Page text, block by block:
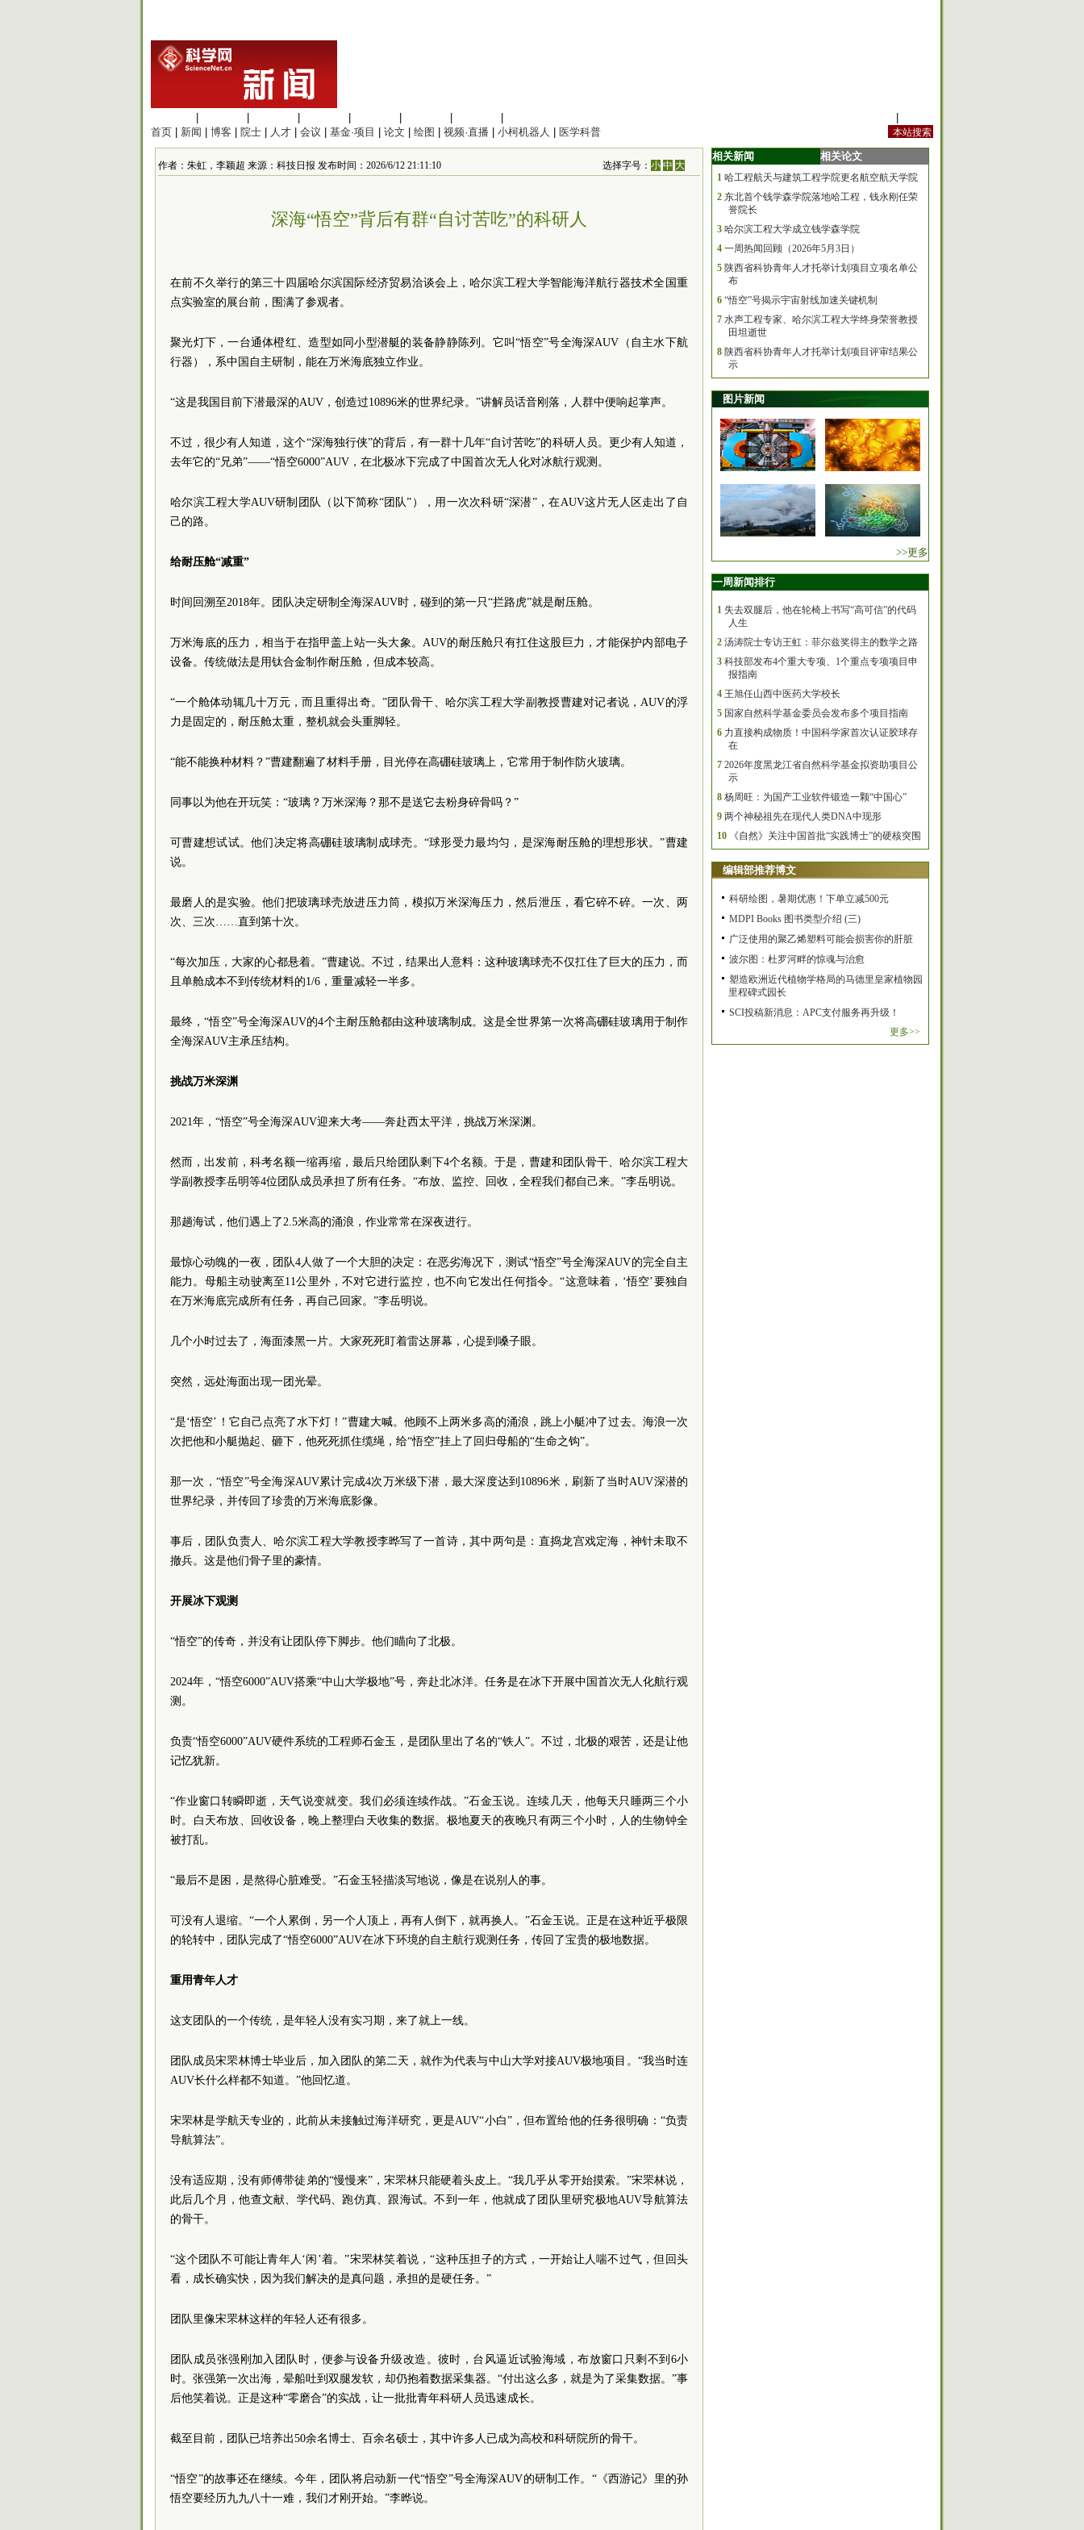
首页
新闻 博客 院士 人才 会议 基金·项目 论文 绘图 视频·直播 小柯机器人 医学科普
作者：朱虹，李颖超 来源：科技日报 发布时间：2026/6/12 21:11:10 选择字号：小 中 大
深海“悟空”背后有群“自讨苦吃”的科研人
在前不久举行的第三十四届哈尔滨国际经济贸易洽谈会上，哈尔滨工程大学智能海洋航行器技术全国重
点实验室的展台前，围满了参观者。
聚光灯下，一台通体橙红、造型如同小型潜艇的装备静静陈列。它叫“悟空”号全海深AUV（自主水下航
行器），系中国自主研制，能在万米海底独立作业。
“这是我国目前下潜最深的AUV，创造过10896米的世界纪录。”讲解员话音刚落，人群中便响起掌声。
不过，很少有人知道，这个“深海独行侠”的背后，有一群十几年“自讨苦吃”的科研人员。更少有人知道，
去年它的“兄弟”——“悟空6000”AUV，在北极冰下完成了中国首次无人化对冰航行观测。
哈尔滨工程大学AUV研制团队（以下简称“团队”），用一次次科研“深潜”，在AUV这片无人区走出了自
己的路。
给耐压舱“减重”
时间回溯至2018年。团队决定研制全海深AUV时，碰到的第一只“拦路虎”就是耐压舱。
万米海底的压力，相当于在指甲盖上站一头大象。AUV的耐压舱只有扛住这股巨力，才能保护内部电子
设备。传统做法是用钛合金制作耐压舱，但成本较高。
“一个舱体动辄几十万元，而且重得出奇。”团队骨干、哈尔滨工程大学副教授曹建对记者说，AUV的浮
力是固定的，耐压舱太重，整机就会头重脚轻。
“能不能换种材料？”曹建翻遍了材料手册，目光停在高硼硅玻璃上，它常用于制作防火玻璃。
同事以为他在开玩笑：“玻璃？万米深海？那不是送它去粉身碎骨吗？”
可曹建想试试。他们决定将高硼硅玻璃制成球壳。“球形受力最均匀，是深海耐压舱的理想形状。”曹建
说。
最磨人的是实验。他们把玻璃球壳放进压力筒，模拟万米深海压力，然后泄压，看它碎不碎。一次、两
次、三次……直到第十次。
“每次加压，大家的心都悬着。”曹建说。不过，结果出人意料：这种玻璃球壳不仅扛住了巨大的压力，而
且单舱成本不到传统材料的1/6，重量减轻一半多。
最终，“悟空”号全海深AUV的4个主耐压舱都由这种玻璃制成。这是全世界第一次将高硼硅玻璃用于制作
全海深AUV主承压结构。
挑战万米深渊
2021年，“悟空”号全海深AUV迎来大考——奔赴西太平洋，挑战万米深渊。
然而，出发前，科考名额一缩再缩，最后只给团队剩下4个名额。于是，曹建和团队骨干、哈尔滨工程大
学副教授李岳明等4位团队成员承担了所有任务。“布放、监控、回收，全程我们都自己来。”李岳明说。
那趟海试，他们遇上了2.5米高的涌浪，作业常常在深夜进行。
最惊心动魄的一夜，团队4人做了一个大胆的决定：在恶劣海况下，测试“悟空”号全海深AUV的完全自主
能力。母船主动驶离至11公里外，不对它进行监控，也不向它发出任何指令。“这意味着，‘悟空’要独自
在万米海底完成所有任务，再自己回家。”李岳明说。
几个小时过去了，海面漆黑一片。大家死死盯着雷达屏幕，心提到嗓子眼。
突然，远处海面出现一团光晕。
“是‘悟空’！它自己点亮了水下灯！”曹建大喊。他顾不上两米多高的涌浪，跳上小艇冲了过去。海浪一次
次把他和小艇抛起、砸下，他死死抓住缆绳，给“悟空”挂上了回归母船的“生命之钩”。
那一次，“悟空”号全海深AUV累计完成4次万米级下潜，最大深度达到10896米，刷新了当时AUV深潜的
世界纪录，并传回了珍贵的万米海底影像。
事后，团队负责人、哈尔滨工程大学教授李晔写了一首诗，其中两句是：直捣龙宫戏定海，神针未取不
撤兵。这是他们骨子里的豪情。
开展冰下观测
“悟空”的传奇，并没有让团队停下脚步。他们瞄向了北极。
2024年，“悟空6000”AUV搭乘“中山大学极地”号，奔赴北冰洋。任务是在冰下开展中国首次无人化航行观
测。
负责“悟空6000”AUV硬件系统的工程师石金玉，是团队里出了名的“铁人”。不过，北极的艰苦，还是让他
记忆犹新。
“作业窗口转瞬即逝，天气说变就变。我们必须连续作战。”石金玉说。连续几天，他每天只睡两三个小
时。白天布放、回收设备，晚上整理白天收集的数据。极地夏天的夜晚只有两三个小时，人的生物钟全
被打乱。
“最后不是困，是熬得心脏难受。”石金玉轻描淡写地说，像是在说别人的事。
可没有人退缩。“一个人累倒，另一个人顶上，再有人倒下，就再换人。”石金玉说。正是在这种近乎极限
的轮转中，团队完成了“悟空6000”AUV在冰下环境的自主航行观测任务，传回了宝贵的极地数据。
重用青年人才
这支团队的一个传统，是年轻人没有实习期，来了就上一线。
团队成员宋罘林博士毕业后，加入团队的第二天，就作为代表与中山大学对接AUV极地项目。“我当时连
AUV长什么样都不知道。”他回忆道。
宋罘林是学航天专业的，此前从未接触过海洋研究，更是AUV“小白”，但布置给他的任务很明确：“负责
导航算法”。
没有适应期，没有师傅带徒弟的“慢慢来”，宋罘林只能硬着头皮上。“我几乎从零开始摸索。”宋罘林说，
此后几个月，他查文献、学代码、跑仿真、跟海试。不到一年，他就成了团队里研究极地AUV导航算法
的骨干。
“这个团队不可能让青年人‘闲’着。”宋罘林笑着说，“这种压担子的方式，一开始让人喘不过气，但回头
看，成长确实快，因为我们解决的是真问题，承担的是硬任务。”
团队里像宋罘林这样的年轻人还有很多。
团队成员张强刚加入团队时，便参与设备升级改造。彼时，台风逼近试验海域，布放窗口只剩不到6小
时。张强第一次出海，晕船吐到双腿发软，却仍抱着数据采集器。“付出这么多，就是为了采集数据。”事
后他笑着说。正是这种“零磨合”的实战，让一批批青年科研人员迅速成长。
截至目前，团队已培养出50余名博士、百余名硕士，其中许多人已成为高校和科研院所的骨干。
“悟空”的故事还在继续。今年，团队将启动新一代“悟空”号全海深AUV的研制工作。“《西游记》里的孙
悟空要经历九九八十一难，我们才刚开始。”李晔说。
相关新闻 相关论文
1 哈工程航天与建筑工程学院更名航空航天学院
2 东北首个钱学森学院落地哈工程，钱永刚任荣
誉院长
3 哈尔滨工程大学成立钱学森学院
4 一周热闻回顾（2026年5月3日）
5 陕西省科协青年人才托举计划项目立项名单公
布
6 “悟空”号揭示宇宙射线加速关键机制
7 水声工程专家、哈尔滨工程大学终身荣誉教授
田坦逝世
8 陕西省科协青年人才托举计划项目评审结果公
示
图片新闻
>>更多
一周新闻排行
1 失去双腿后，他在轮椅上书写“高可信”的代码
人生
2 汤涛院士专访王虹：菲尔兹奖得主的数学之路
3 科技部发布4个重大专项、1个重点专项项目申
报指南
4 王旭任山西中医药大学校长
5 国家自然科学基金委员会发布多个项目指南
6 力直接构成物质！中国科学家首次认证胶球存
在
7 2026年度黑龙江省自然科学基金拟资助项目公
示
8 杨周旺：为国产工业软件锻造一颗“中国心”
9 两个神秘祖先在现代人类DNA中现形
10
《自然》关注中国首批“实践博士”的硬核突围
编辑部推荐博文
科研绘图，暑期优惠！下单立减500元
MDPI Books 图书类型介绍 (三)
广泛使用的聚乙烯塑料可能会损害你的肝脏
波尔图：杜罗河畔的惊魂与治愈
塑造欧洲近代植物学格局的马德里皇家植物园
里程碑式园长
SCI投稿新消息：APC支付服务再升级！
更多>>